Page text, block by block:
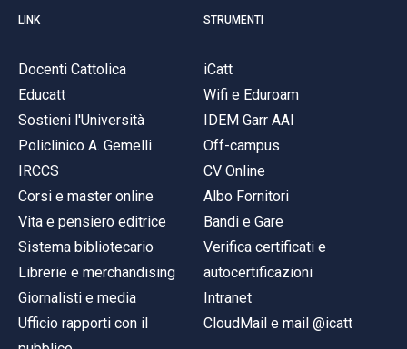
LINK
Docenti Cattolica
Educatt
Sostieni l'Università
Policlinico A. Gemelli
IRCCS
Corsi e master online
Vita e pensiero editrice
Sistema bibliotecario
Librerie e merchandising
Giornalisti e media
Ufficio rapporti con il
STRUMENTI
iCatt
Wifi e Eduroam
IDEM Garr AAI
Off-campus
CV Online
Albo Fornitori
Bandi e Gare
Verifica certificati e
autocertificazioni
Intranet
CloudMail e mail @icatt